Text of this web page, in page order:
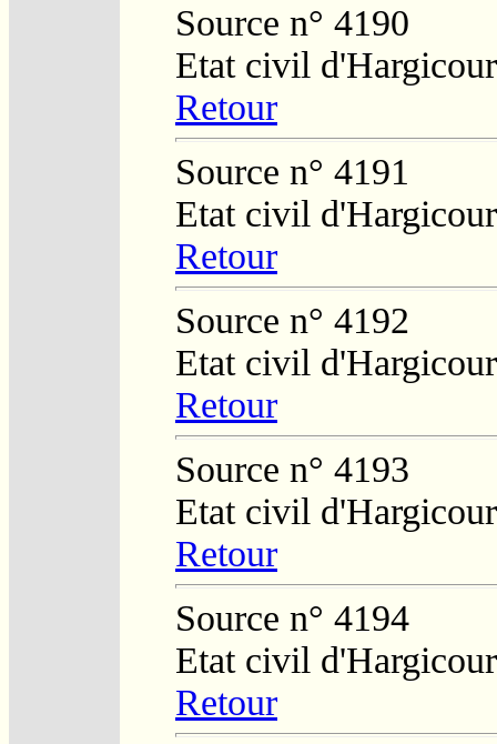
Source n° 4190
Etat civil
Retour
Source n° 4191
Etat civil
Retour
Source n° 4192
Etat civil
Retour
Source n° 4193
Etat civil
Retour
Source n° 4194
Etat civil
Retour